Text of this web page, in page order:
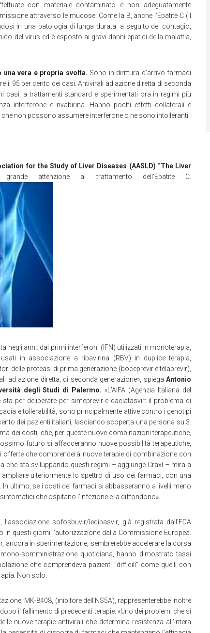
con materiale contaminato e non adeguatamente
attraverso le mucose. Come la B, anche l’Epatite C (il
in una patologia di lunga durata: a seguito del contagio,
del virus ed è esposto ai gravi danni epatici della malattia,
una vera e propria svolta. Sono in dirittura d’arrivo farmaci
il 95 per cento dei casi. Antivirali ad azione diretta di seconda
casi, a trattamenti standard e sperimentati ora in regimi più
interferone e rivabirina. Hanno pochi effetti collaterali e
non possono assumere interferone o ne sono intolleranti.
for the Study of Liver Diseases (AASLD) “The Liver
attenzione al trattamento dell’Epatite C.
negli anni: dai primi interferoni (IFN) utilizzati in monoterapia,
in associazione a ribavirina (RBV) in duplice terapia,
delle proteasi di prima generazione (boceprevir e telaprevir),
ad azione diretta, di seconda generazione», spiega Antonio
degli Studi di Palermo. «L’AIFA (Agenzia Italiana del
per deliberare per simeprevir e daclatasvir: il problema di
e tollerabilità, sono principalmente attive contro i genotipi
dei pazienti italiani, lasciando scoperta una persona su 3.
dei costi, che, per queste nuove combinazioni terapeutiche,
futuro si affacceranno nuove possibilità terapeutiche,
che comprenderà nuove terapie di combinazione con
che sta sviluppando questi regimi – aggiunge Craxì – mira a
ulteriormente lo spettro di uso dei farmaci, con una
ultimo, se i costi dei farmaci si abbasseranno a livelli meno
che ospitano l’infezione e la diffondono».
sofosbuvir/ledipasvir, già registrata dall’FDA
questi giorni l’autorizzazione dalla Commissione Europea.
ancora in sperimentazione, sembrerebbe accelerare la corsa
somministrazione quotidiana, hanno dimostrato tassi
che comprendeva pazienti “difficili” come quelli con
Non solo.
MK-8408, (inibitore dell’NS5A), rappresenterebbe inoltre
il fallimento di precedenti terapie. «Uno dei problemi che si
nuove terapie antivirali che determina resistenza all’intera